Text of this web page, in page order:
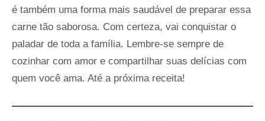
é também uma forma mais saudável de preparar essa
carne tão saborosa. Com certeza, vai conquistar o
paladar de toda a família. Lembre-se sempre de
cozinhar com amor e compartilhar suas delícias com
quem você ama. Até a próxima receita!